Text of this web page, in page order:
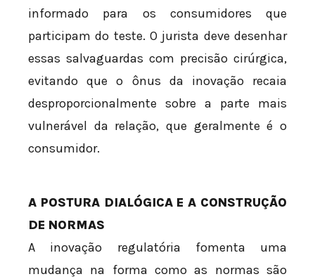
informado para os consumidores que
participam do teste. O jurista deve desenhar
essas salvaguardas com precisão cirúrgica,
evitando que o ônus da inovação recaia
desproporcionalmente sobre a parte mais
vulnerável da relação, que geralmente é o
consumidor.
A POSTURA DIALÓGICA E A CONSTRUÇÃO
DE NORMAS
A inovação regulatória fomenta uma
mudança na forma como as normas são